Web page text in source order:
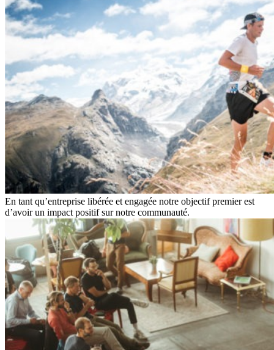
En tant qu’entreprise libérée et engagée notre objectif premier est
d’avoir un impact positif sur notre communauté.